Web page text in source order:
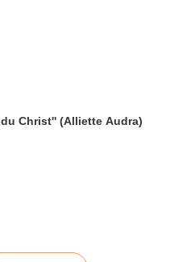
Christ'' (Alliette Audra)